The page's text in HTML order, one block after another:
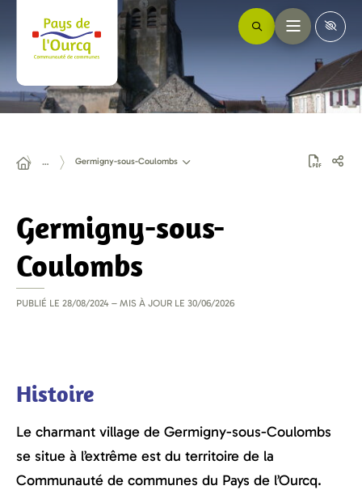
… Germigny-sous-Coulombs
Germigny-sous-
Coulombs
PUBLIÉ LE 28/08/2024 – MIS À JOUR LE 30/06/2026
Histoire
Le charmant village de Germigny-sous-Coulombs
se situe à l’extrême est du territoire de la
Communauté de communes du Pays de l’Ourcq.